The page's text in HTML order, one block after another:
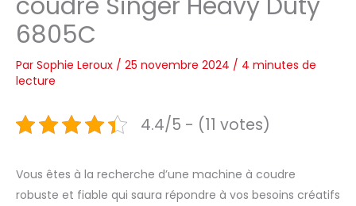
6805C
Par Sophie Leroux / 25 novembre 2024 / 4 minutes de
lecture
4.4/5 - (11 votes)
Vous êtes à la recherche d’une machine à coudre
robuste et fiable qui saura répondre à vos besoins créatifs